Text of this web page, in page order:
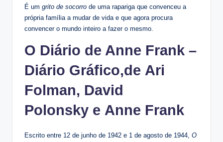
É um grito de socorro de uma rapariga que convenceu a
própria família a mudar de vida e que agora procura
convencer o mundo inteiro a fazer o mesmo.
O Diário de Anne Frank –
Diário Gráfico,de Ari
Folman, David
Polonsky e Anne Frank
Escrito entre 12 de junho de 1942 e 1 de agosto de 1944, O